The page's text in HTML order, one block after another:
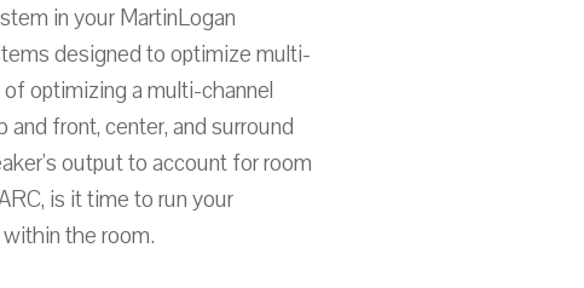
in your MartinLogan
designed to optimize multi-
optimizing a multi-channel
front, center, and surround
output to account for room
is it time to run your
the room.